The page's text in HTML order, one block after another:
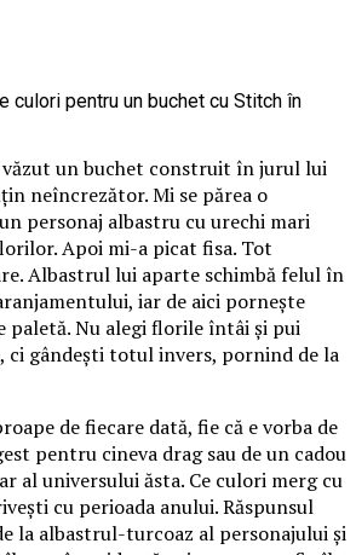
văzut un buchet construit în jurul lui
neîncrezător. Mi se părea o
personaj albastru cu urechi mari
Apoi mi-a picat fisa. Tot
Albastrul lui aparte schimbă felul în
iar de aici pornește
paletă. Nu alegi florile întâi și pui
ci gândești totul invers, pornind de la
de fiecare dată, fie că e vorba de
pentru cineva drag sau de un cadou
al universului ăsta. Ce culori merg cu
cu perioada anului. Răspunsul
la albastrul-turcoaz al personajului și